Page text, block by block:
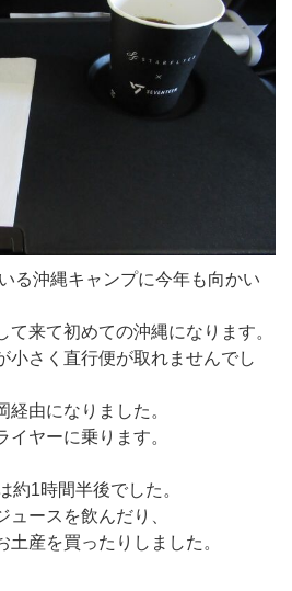
る沖縄キャンプに今年も向かい
来て初めての沖縄になります。
小さく直行便が取れませんでし
由になりました。
ヤーに乗ります。
約1時間半後でした。
ュースを飲んだり、
産を買ったりしました。